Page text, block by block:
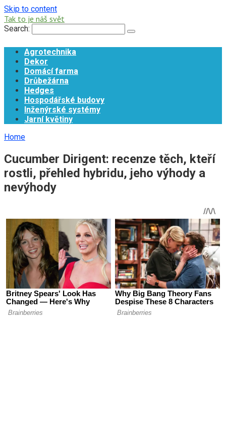
Skip to content
Tak to je náš svět
Search:
Agrotechnika
Dekor
Domácí farma
Drůbežárna
Hedges
Hospodářské budovy
Inženýrské systémy
Jarní květiny
Home
Cucumber Dirigent: recenze těch, kteří
rostli, přehled hybridu, jeho výhody a
nevýhody